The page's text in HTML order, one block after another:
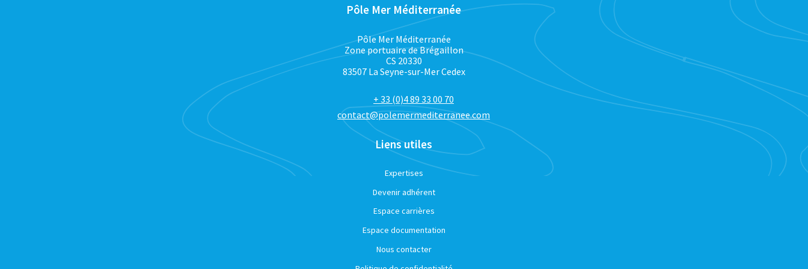
Pôle Mer Méditerranée
Pôle Mer Méditerranée
Zone portuaire de Brégaillon
CS 20330
83507 La Seyne-sur-Mer Cedex
+ 33 (0)4 89 33 00 70
contact@polemermediterranee.com
Liens utiles
Expertises
Devenir adhérent
Espace carrières
Espace documentation
Nous contacter